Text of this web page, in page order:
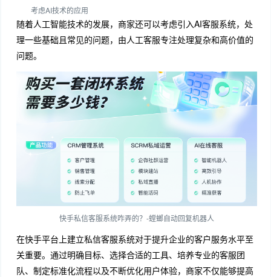
考虑AI技术的应用
随着人工智能技术的发展，商家还可以考虑引入AI客服系统，处
理一些基础且常见的问题，由人工客服专注处理复杂和高价值的
问题。
快手私信客服系统咋弄的？-螳螂自动回复机器人
在快手平台上建立私信客服系统对于提升企业的客户服务水平至
关重要。通过明确目标、选择合适的工具、培养专业的客服团
队、制定标准化流程以及不断优化用户体验，商家不仅能够提高